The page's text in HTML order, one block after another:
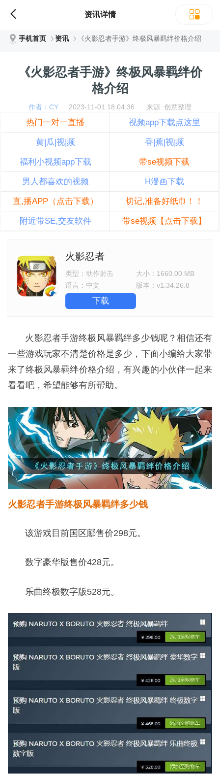
资讯详情
手机首页 资讯 《火影忍者手游》终极风暴羁绊价格介绍
《火影忍者手游》终极风暴羁绊价
格介绍
作者：CY 2023-11-01 18:04:36 来源 :创意整理
热门一对一直播 视频app下载点这里
黄|瓜|视|频 香|蕉|视|频
福利小视频app下载 带se视频下载
男人都喜欢的视频 H漫画下载
直,播APP（点击下载） 切记,准备好纸巾！！
附近带SE,交友软件 带se视频【点击下载】
火影忍者
类型：动作射击 大小： 1660.00 MB
语言： 中文 版本：v1.34.26.8
下载
火影忍者手游终极风暴羁绊多少钱呢？相信还有
一些游戏玩家不清楚价格是多少，下面小编给大家带
来了终极风暴羁绊价格介绍，有兴趣的小伙伴一起来
看看吧，希望能够有所帮助。
火影忍者手游终极风暴羁绊多少钱
该游戏目前国区䣌售价298元。
数字豪华版售价428元。
乐曲终极数字版528元。